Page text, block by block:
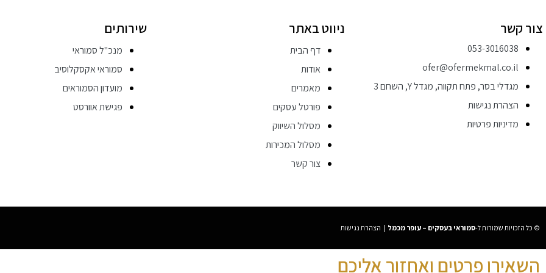
צור קשר
053-3016038⁩
ofer@ofermekmal.co.il
מגדלי בסר, פתח תקווה, מגדל Y, השחם 3
הצהרת נגישות
מדיניות פרטיות
ניווט באתר
דף הבית
אודות
מאמרים
פורטל עסקים
מסלול השיווק
מסלול המכירות
צור קשר
שירותים
מנכ"ל סמוראי
סמוראי אקסקלוסיב
מועדון הסמוראים
פגישת אוורסט
© כל הזכויות שמורות ל-סמוראי בעסקים – עופר מכמל | הצהרת נגישות
השאירו פרטים ואחזור אליכם